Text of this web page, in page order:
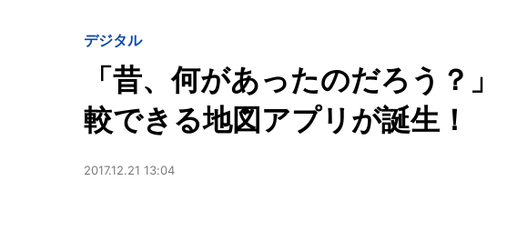
デジタル
「昔、何があったのだろう？
較できる地図アプリが誕生！
2017.12.21 13:04